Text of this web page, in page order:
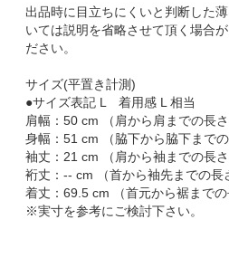
出品時に目立ちにくいと判断した
いては説明を省略させて頂く場合
ださい。
サイズ(平置き計測)
●サイズ表記 L 着用感 L 相当
肩幅：50 cm （肩から肩までの長さ
身幅：51 cm （脇下から脇下までの
袖丈：21 cm （肩から袖までの長さ
裄丈：-- cm （首から袖先までの長
着丈：69.5 cm （首元から裾までの
※実寸を参考にご検討下さい。